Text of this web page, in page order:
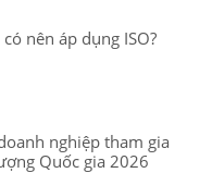
nên áp dụng ISO?
nghiệp tham gia
Quốc gia 2026